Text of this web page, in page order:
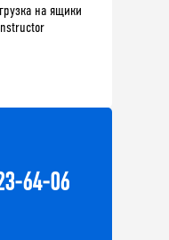
на ящики
64-06